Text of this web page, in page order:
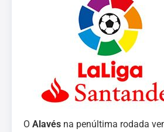
O Alavés na penúltima rodada